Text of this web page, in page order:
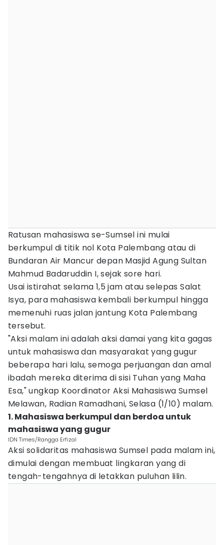
Ratusan mahasiswa se-Sumsel ini mulai
berkumpul di titik nol Kota Palembang atau di
Bundaran Air Mancur depan Masjid Agung Sultan
Mahmud Badaruddin I, sejak sore hari.
Usai istirahat selama 1,5 jam atau selepas Salat
Isya, para mahasiswa kembali berkumpul hingga
memenuhi ruas jalan jantung Kota Palembang
tersebut.
"Aksi malam ini adalah aksi damai yang kita gagas
untuk mahasiswa dan masyarakat yang gugur
beberapa hari lalu, semoga perjuangan dan amal
ibadah mereka diterima di sisi Tuhan yang Maha
Esa," ungkap Koordinator Aksi Mahasiswa Sumsel
Melawan, Radian Ramadhani, Selasa (1/10) malam.
1. Mahasiswa berkumpul dan berdoa untuk
mahasiswa yang gugur
IDN Times/Rangga Erfizal
Aksi solidaritas mahasiswa Sumsel pada malam ini,
dimulai dengan membuat lingkaran yang di
tengah-tengahnya di letakkan puluhan lilin.